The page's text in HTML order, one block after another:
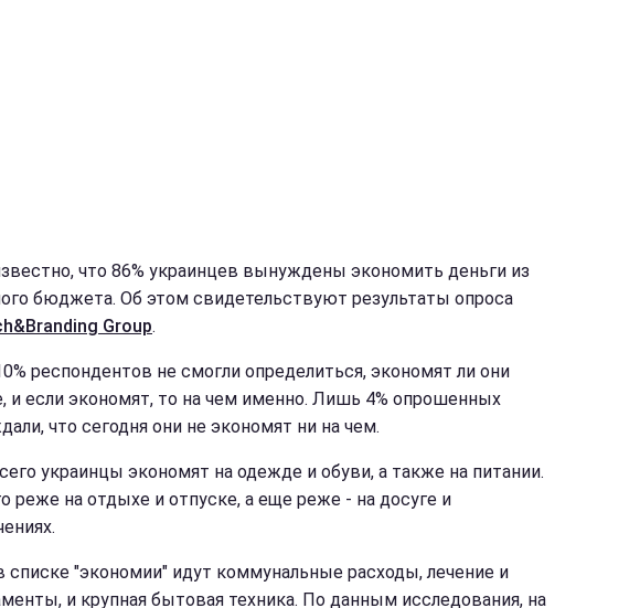
что 86% украинцев вынуждены экономить деньги из
бюджета. Об этом свидетельствуют результаты опроса
Group.
респондентов не смогли определиться, экономят ли они
и если экономят, то на чем именно. Лишь 4% опрошенных
что сегодня они не экономят ни на чем.
украинцы экономят на одежде и обуви, а также на питании.
реже на отдыхе и отпуске, а еще реже - на досуге и
списке "экономии" идут коммунальные расходы, лечение и
и крупная бытовая техника. По данным исследования, на